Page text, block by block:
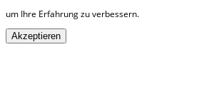
um Ihre Erfahrung zu verbessern.
Akzeptieren